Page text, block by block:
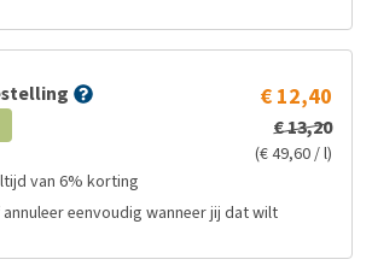
€ 12,40
€ 13,20
(€ 49,60 / l)
van 6% korting
eenvoudig wanneer jij dat wilt